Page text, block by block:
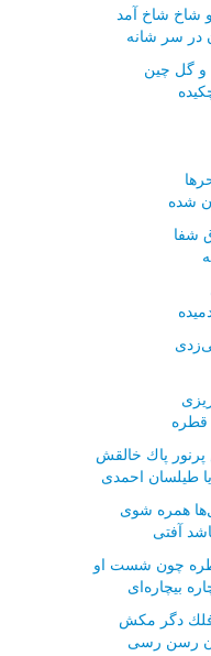
شاخ شاخ آمد
در سر شانه
و گل چین
شده
شفا
قطره
پاك خالقش
طیلسان احمدی
همره شوی
آفتی
چون شست او
بیچاره‌ای
دگر مكش
رسن رسی